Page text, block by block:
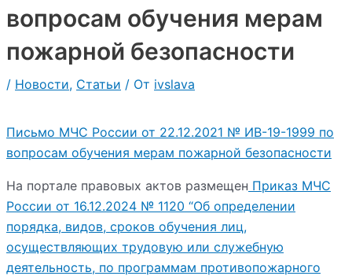
вопросам обучения мерам
пожарной безопасности
/ Новости, Статьи / От ivslava
Письмо МЧС России от 22.12.2021 № ИВ-19-1999 по
вопросам обучения мерам пожарной безопасности
На портале правовых актов размещен Приказ МЧС
России от 16.12.2024 № 1120 “Об определении
порядка, видов, сроков обучения лиц,
осуществляющих трудовую или служебную
деятельность, по программам противопожарного